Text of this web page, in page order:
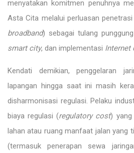
menyatakan komitmen penuhnya
Asta Cita melalui perluasan
broadband) sebagai tulang
smart city, dan implementasi Internet
Kendati demikian, penggelaran
lapangan hingga saat ini masih
disharmonisasi regulasi. Pelaku
biaya regulasi (regulatory cost) yang
lahan atau ruang manfaat jalan yang
(termasuk penerapan sewa